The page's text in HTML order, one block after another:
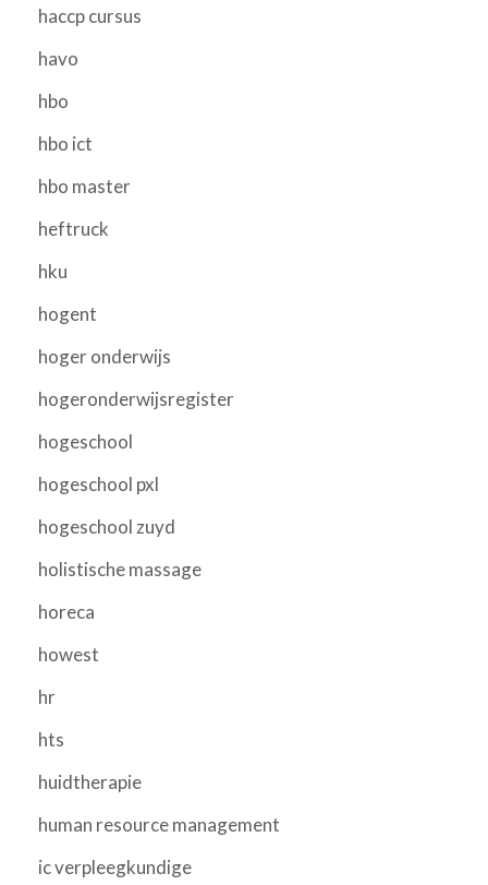
haccp cursus
havo
hbo
hbo ict
hbo master
heftruck
hku
hogent
hoger onderwijs
hogeronderwijsregister
hogeschool
hogeschool pxl
hogeschool zuyd
holistische massage
horeca
howest
hr
hts
huidtherapie
human resource management
ic verpleegkundige